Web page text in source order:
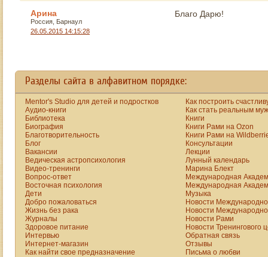
Арина
Россия, Барнаул
26.05.2015 14:15:28
Благо Дарю!
Разделы сайта в алфавитном порядке:
Mentor's Studio для детей и подростков
Аудио-книги
Библиотека
Биография
Благотворительность
Блог
Вакансии
Ведическая астропсихология
Видео-тренинги
Вопрос-ответ
Восточная психология
Дети
Добро пожаловаться
Жизнь без рака
Журналы
Здоровое питание
Интервью
Интернет-магазин
Как найти свое предназначение
Как построить
Как стать реальным
Книги
Книги Рами на Ozon
Книги Рами на
Консультации
Лекции
Лунный календарь
Марина Блект
Международная
Международная
Музыка
Новости
Новости
Новости Рами
Новости Тренингового
Обратная связь
Отзывы
Письма о любви